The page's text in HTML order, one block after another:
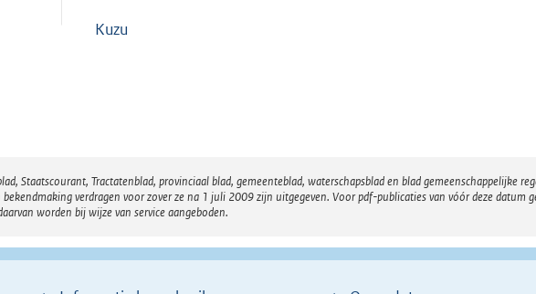
Kuzu
Staatscourant, Tractatenblad, provinciaal blad, gemeenteblad, waterschapsblad en blad gemeenschappelijke
verdragen voor zover ze na 1 juli 2009 zijn uitgegeven. Voor pdf-publicaties van vóór deze
worden bij wijze van service aangeboden.